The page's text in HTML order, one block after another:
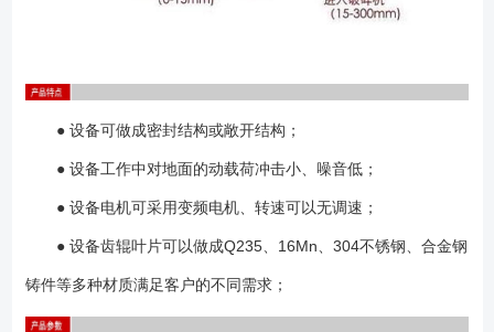
● 设备可做成密封结构或敞开结构；
● 设备工作中对地面的动载荷冲击小、噪音低；
● 设备电机可采用变频电机、转速可以无调速；
● 设备齿辊叶片可以做成Q235、16Mn、304不锈钢、合金钢
铸件等多种材质满足客户的不同需求；